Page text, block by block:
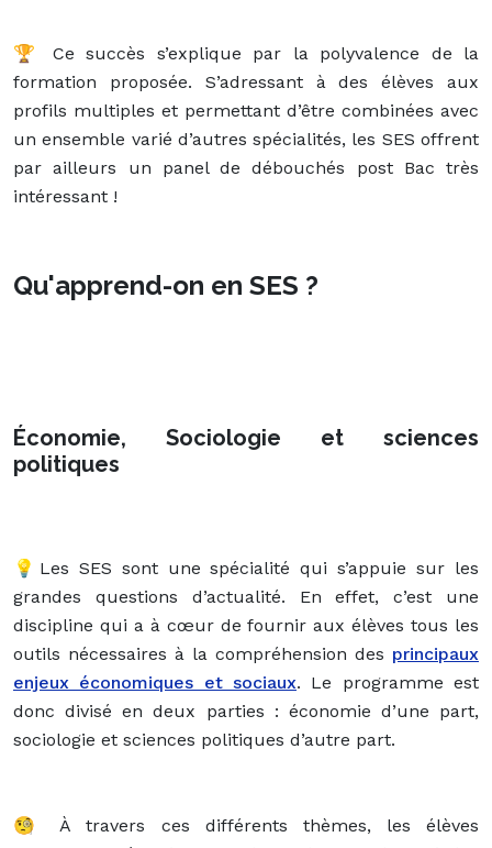
🏆 Ce succès s’explique par la polyvalence de la
formation proposée. S’adressant à des élèves aux
profils multiples et permettant d’être combinées avec
un ensemble varié d’autres spécialités, les SES offrent
par ailleurs un panel de débouchés post Bac très
intéressant !
Qu'apprend-on en SES ?
Économie, Sociologie et sciences
politiques
💡Les SES sont une spécialité qui s’appuie sur les
grandes questions d’actualité. En effet, c’est une
discipline qui a à cœur de fournir aux élèves tous les
outils nécessaires à la compréhension des principaux
enjeux économiques et sociaux. Le programme est
donc divisé en deux parties : économie d’une part,
sociologie et sciences politiques d’autre part.
🧐 À travers ces différents thèmes, les élèves